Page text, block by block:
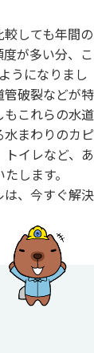
しても年間の
が多い分、こ
うになりまし
破裂などが特
これらの水道
まわりのカピ
イレなど、あ
します。
、今すぐ解決